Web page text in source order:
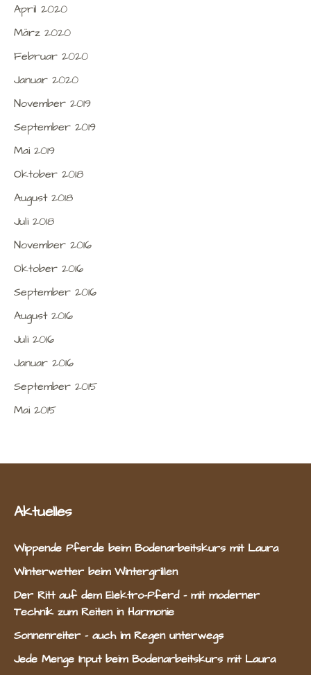
April 2020
März 2020
Februar 2020
Januar 2020
November 2019
September 2019
Mai 2019
Oktober 2018
August 2018
Juli 2018
November 2016
Oktober 2016
September 2016
August 2016
Juli 2016
Januar 2016
September 2015
Mai 2015
Aktuelles
Wippende Pferde beim Bodenarbeitskurs mit Laura
Winterwetter beim Wintergrillen
Der Ritt auf dem Elektro-Pferd – mit moderner
Technik zum Reiten in Harmonie
Sonnenreiter – auch im Regen unterwegs
Jede Menge Input beim Bodenarbeitskurs mit Laura